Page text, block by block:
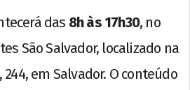
das 8h às 17h30, no
São Salvador, localizado na
244, em Salvador. O conteúdo